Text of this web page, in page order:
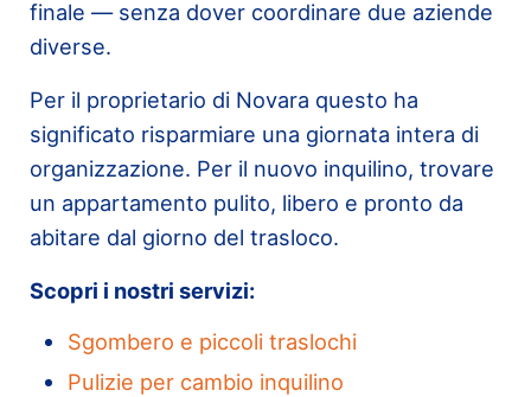
finale — senza dover coordinare due aziende
diverse.
Per il proprietario di Novara questo ha
significato risparmiare una giornata intera di
organizzazione. Per il nuovo inquilino, trovare
un appartamento pulito, libero e pronto da
abitare dal giorno del trasloco.
Scopri i nostri servizi:
Sgombero e piccoli traslochi
Pulizie per cambio inquilino